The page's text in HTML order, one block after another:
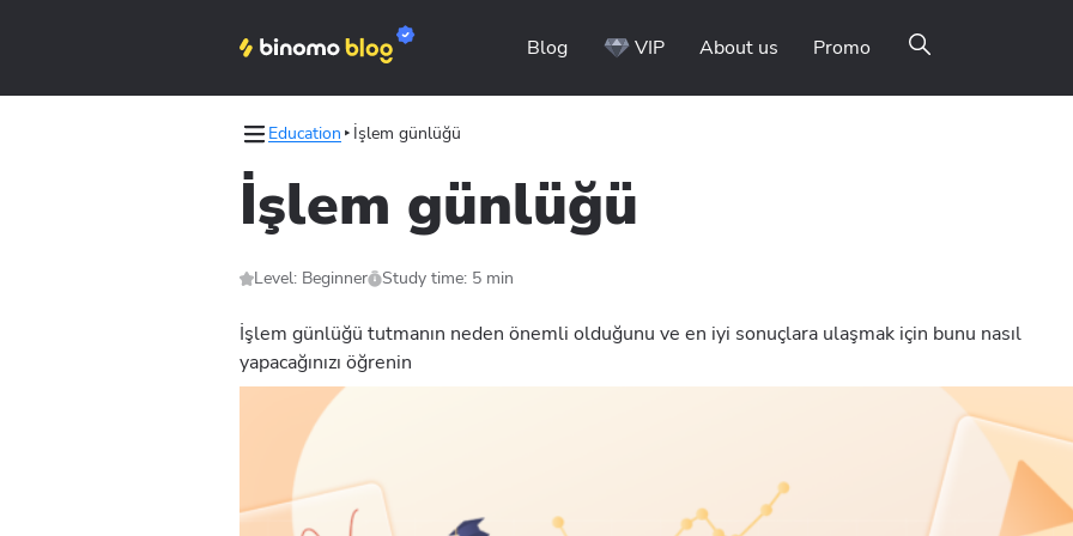
Blog VIP About us Promo
Education İşlem günlüğü
İşlem günlüğü
Level: Beginner Study time: 5 min
İşlem günlüğü tutmanın neden önemli olduğunu ve en iyi sonuçlara ulaşmak için bunu nasıl
yapacağınızı öğrenin